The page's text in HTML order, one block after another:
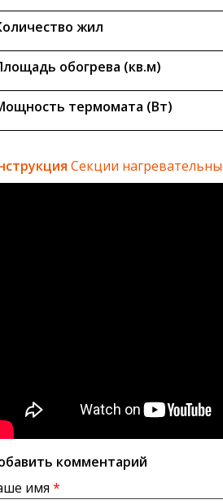
жил
обогрева (кв.м)
термомата (Вт)
Секции
комментарий
имя *